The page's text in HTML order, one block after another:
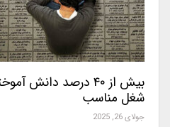
بیش از ۴۰ درصد دانش
شغل مناسب
جولای 26, 2025